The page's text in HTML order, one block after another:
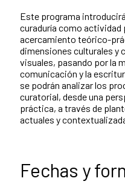
Este programa
curaduría como actividad
acercamiento teórico-
dimensiones culturales y
visuales, pasando por la
comunicación y la
se podrán analizar los
curatorial, desde una
práctica, a través de
actuales y
Fechas y